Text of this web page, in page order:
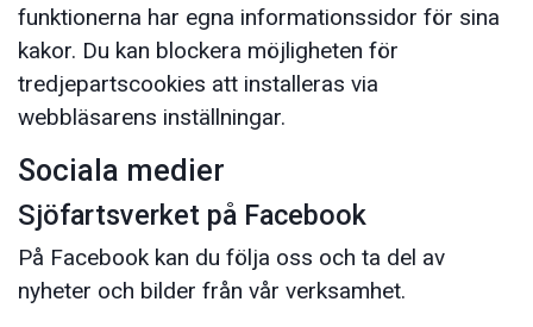
funktionerna har egna informationssidor för sina
kakor. Du kan blockera möjligheten för
tredjepartscookies att installeras via
webbläsarens inställningar.
Sociala medier
Sjöfartsverket på Facebook
På Facebook kan du följa oss och ta del av
nyheter och bilder från vår verksamhet.